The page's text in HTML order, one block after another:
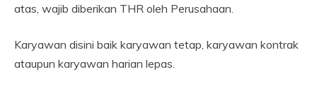
atas, wajib diberikan THR oleh Perusahaan.
Karyawan disini baik karyawan tetap, karyawan kontrak
ataupun karyawan harian lepas.